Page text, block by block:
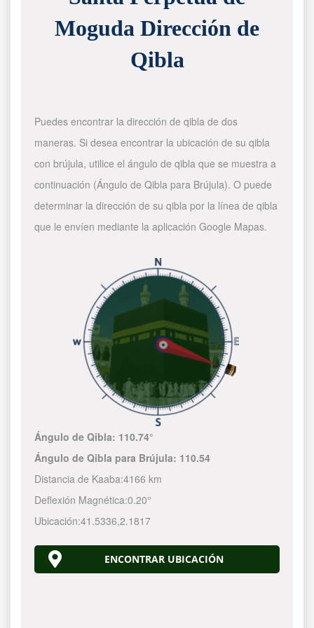
Moguda Dirección de
Qibla
Puedes encontrar la dirección de qibla de dos
maneras. Si desea encontrar la ubicación de su qibla
con brújula, utilice el ángulo de qibla que se muestra a
continuación (Ángulo de Qibla para Brújula). O puede
determinar la dirección de su qibla por la línea de qibla
que le envíen mediante la aplicación Google Mapas.
Ángulo de Qibla: 110.74°
Ángulo de Qibla para Brújula: 110.54
Distancia de Kaaba:4166 km
Deflexión Magnética:0.20°
Ubicación:41.5336,2.1817
ENCONTRAR UBICACIÓN